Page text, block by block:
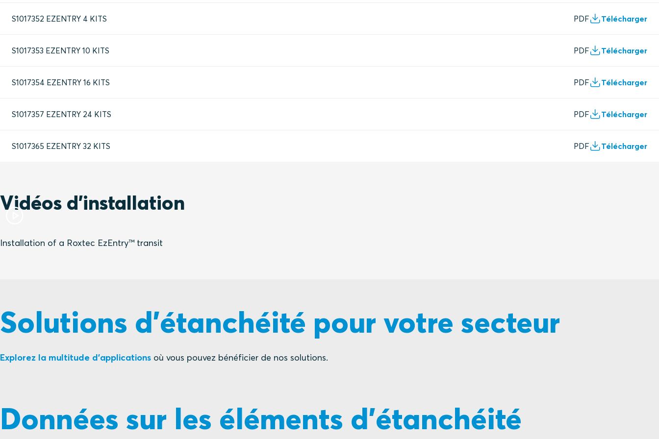
S1017352 EZENTRY 4 KITS PDF Télécharger
S1017353 EZENTRY 10 KITS PDF Télécharger
S1017354 EZENTRY 16 KITS PDF Télécharger
S1017357 EZENTRY 24 KITS PDF Télécharger
S1017365 EZENTRY 32 KITS PDF Télécharger
Vidéos d'installation
Installation of a Roxtec EzEntry™ transit
Solutions d'étanchéité pour votre secteur
Explorez la multitude d'applications où vous pouvez bénéficier de nos solutions.
Données sur les éléments d'étanchéité